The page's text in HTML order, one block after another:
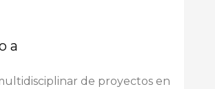
a
de proyectos en